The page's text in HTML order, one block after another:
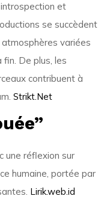
et
se succèdent
variées
fin. De plus, les
contribuent à
Strikt.Net
une réflexion sur
humaine, portée par
Lirik.web.id